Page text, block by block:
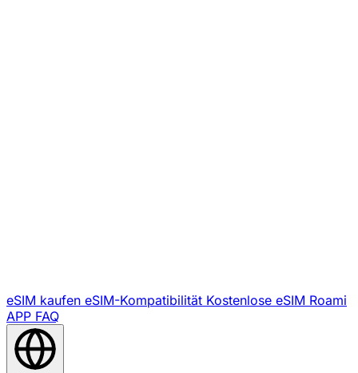
eSIM kaufen eSIM-Kompatibilität Kostenlose eSIM Roami
APP FAQ